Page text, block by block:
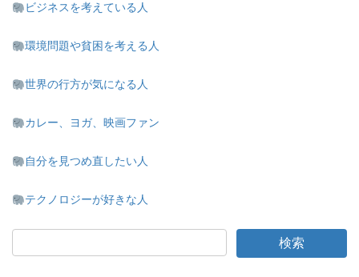
ビジネスを考えている人
環境問題や貧困を考える人
世界の行方が気になる人
カレー、ヨガ、映画ファン
自分を見つめ直したい人
テクノロジーが好きな人